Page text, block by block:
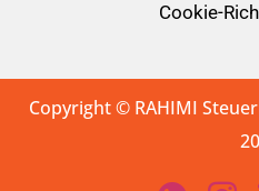
Cookie-
Copyright © RAHIMI